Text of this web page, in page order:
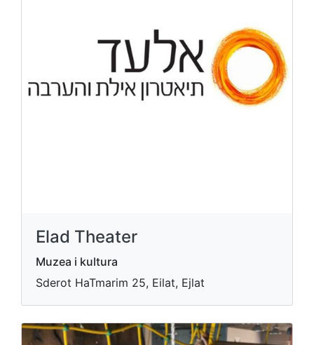
Elad Theater
Muzea i kultura
Sderot HaTmarim 25, Eilat, Ejlat